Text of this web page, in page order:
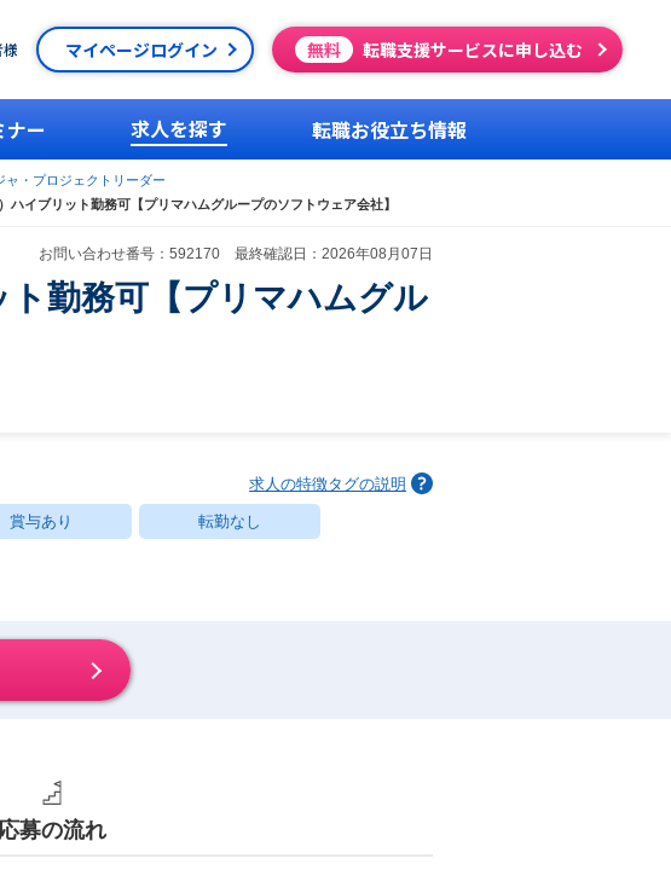
マイページログイン 無料 転職支援サービスに申し込む
ー 求人を探す 転職お役立ち情報
ャ・プロジェクトリーダー
ハイブリット勤務可【プリマハムグループのソフトウェア会社】
お問い合わせ番号：592170 最終確認日：2026年08月07日
勤務可【プリマハムグル
求人の特徴タグの説明
賞与あり 転勤なし
応募の流れ